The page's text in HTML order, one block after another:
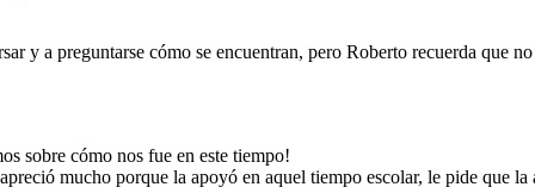
y a preguntarse cómo se encuentran, pero Roberto recuerda que
sobre cómo nos fue en este tiempo!
mucho porque la apoyó en aquel tiempo escolar, le pide que